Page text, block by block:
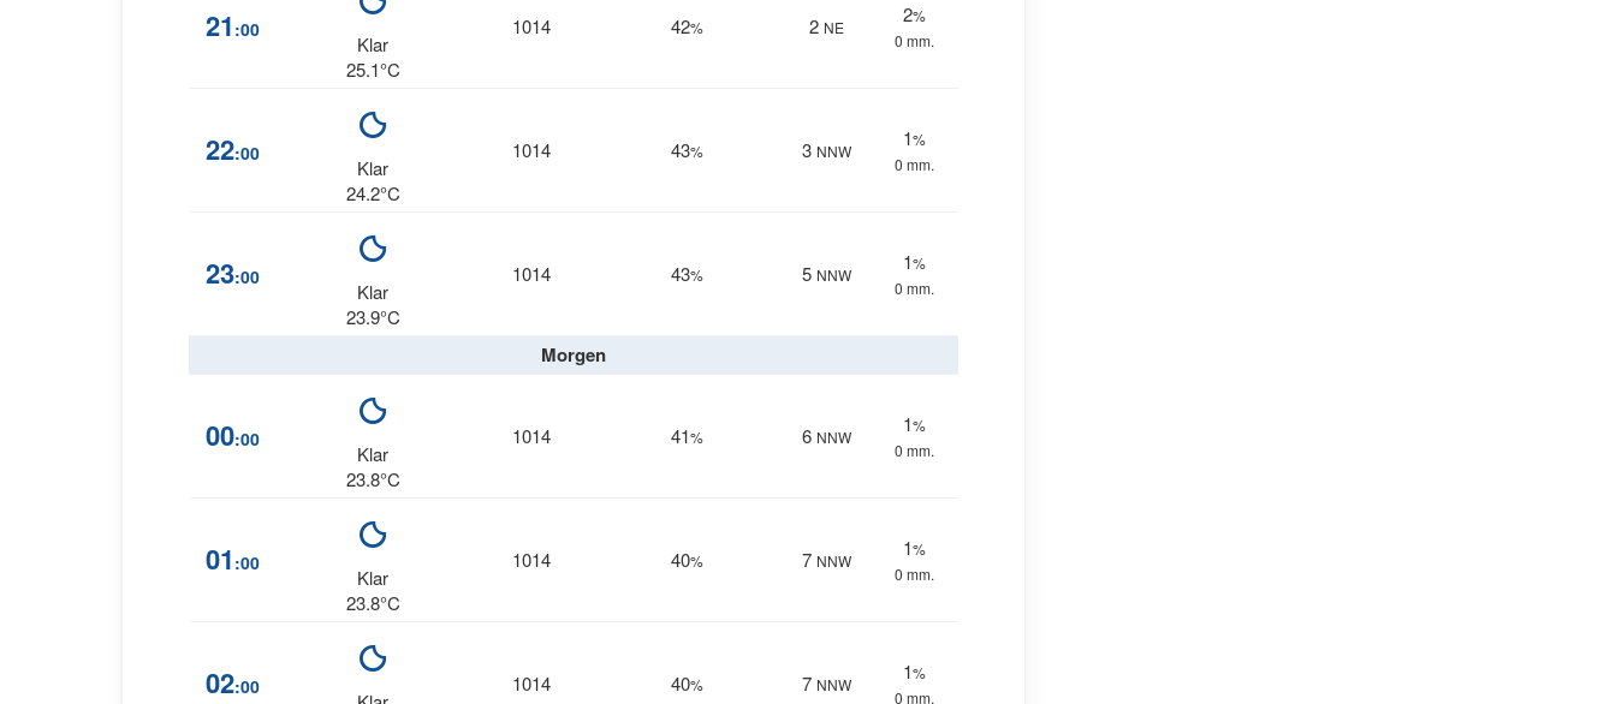
21 :00
Klar
25.1°C
1014 42% 2 NE
2%
0 mm.
22:00
Klar
24.2°C
1014 43% 3 NNW
1%
0 mm.
23:00
Klar
23.9°C
1014 43% 5 NNW
1%
0 mm.
Morgen
00:00
Klar
23.8°C
1014 41% 6 NNW
1%
0 mm.
01 :00
Klar
23.8°C
1014 40% 7 NNW
1%
0 mm.
02:00 1014 40% 7 NNW
1%
0 mm.